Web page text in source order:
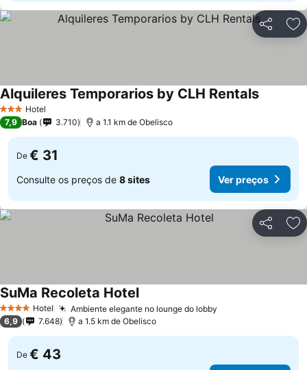
Partilhar
3 EstrelasHotel
Alquileres Temporarios by CLH Rentals
7,9 Boa 3.710 a 1.1 km de Obelisco
De € 31
Consulte os preços de 8 sites Ver preços
Partilhar
4 EstrelasHotel Ambiente elegante no lounge do lobby
SuMa Recoleta Hotel
6,9 7.648 a 1.5 km de Obelisco
De € 43